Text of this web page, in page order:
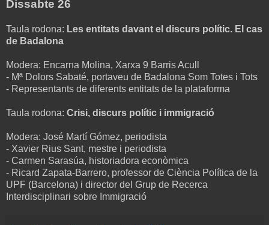
Dissabte 26
Taula rodona: Les entitats davant el discurs polític. El cas
de Badalona
Modera: Encarna Molina, Xarxa 9 Barris Acull
- Mª Dolors Sabaté, portaveu de Badalona Som Totes i Tots
- Representants de diferents entitats de la plataforma
Taula rodona: Crisi, discurs polític i immigració
Modera: José Martí Gómez, periodista
- Xavier Rius Sant, mestre i periodista
- Carmen Sarasúa, historiadora econòmica
- Ricard Zapata-Barrero, professor de Ciència Política de la
UPF (Barcelona) i director del Grup de Recerca
Interdisciplinari sobre Immigració